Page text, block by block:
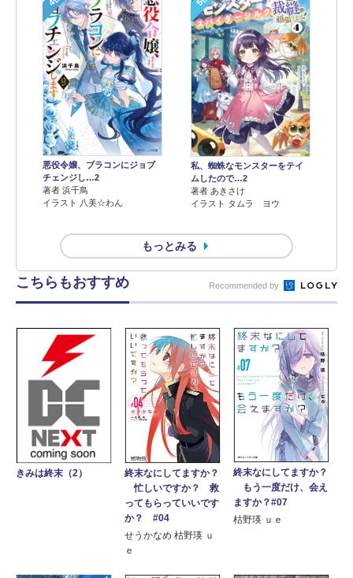
悪役令嬢、ブラコンにジョブ
チェンジし…2
著者 浜千鳥
イラスト 八美☆わん
私、蜘蛛なモンスターをテイ
ムしたので…2
著者 あきさけ
イラスト タムラ ヨウ
もっとみる
こちらもおすすめ Recommended by
きみは終末（2）
終末なにしてますか？
忙しいですか？ 救
ってもらっていいです
か？ #04
せうかなめ 枯野瑛 ｕ
ｅ
終末なにしてますか？
もう一度だけ、会え
ますか？#07
枯野瑛 ｕｅ